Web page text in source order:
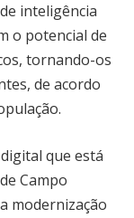
inteligência
o potencial de
tornando-os
de acordo
que está
Campo
modernização